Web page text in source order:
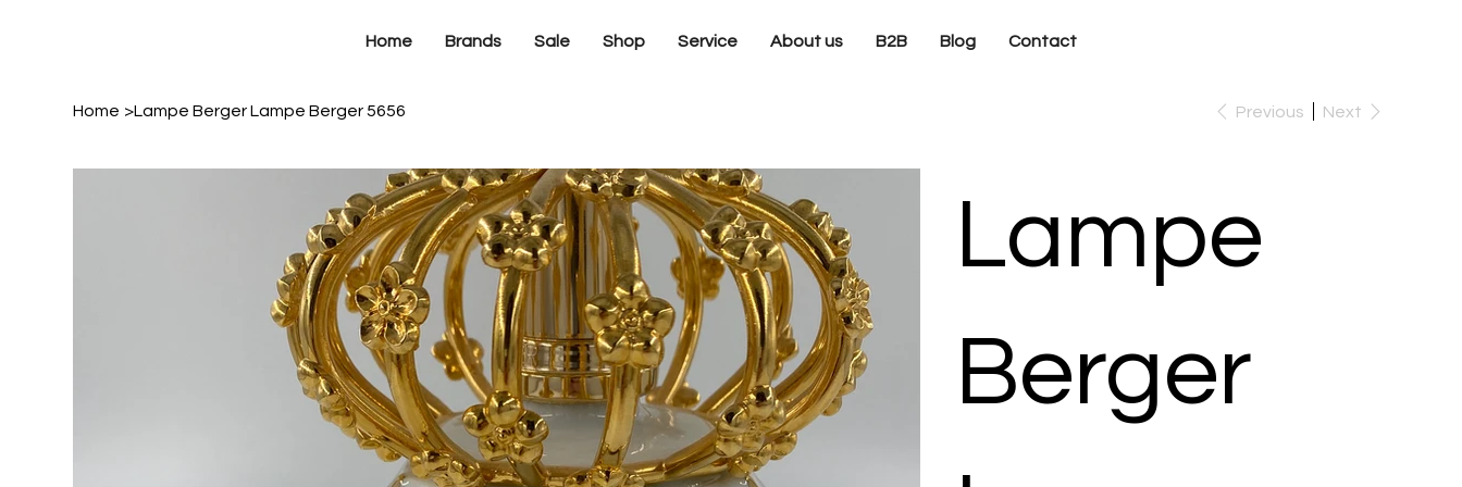
Home Brands Sale Shop Service About us B2B Blog Contact
Home >Lampe Berger Lampe Berger 5656 Previous Next
Lampe
Berger